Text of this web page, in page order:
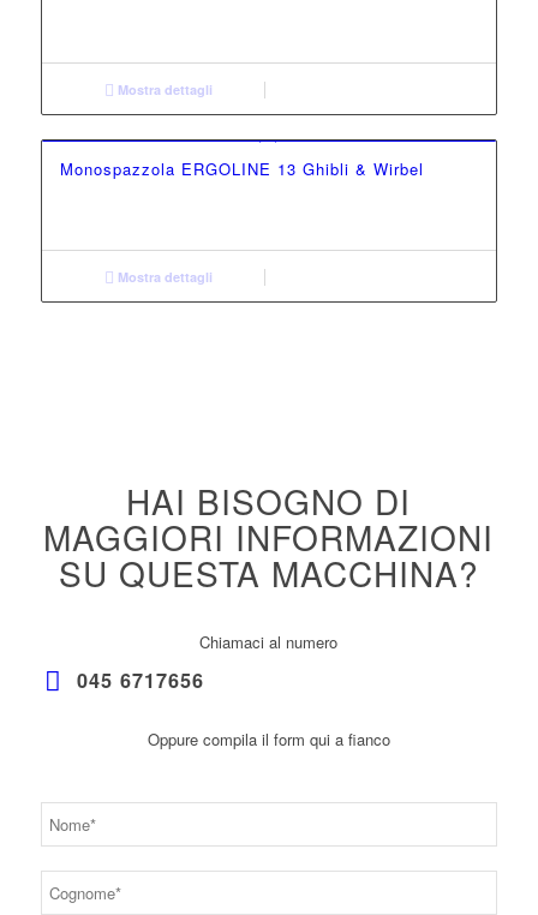
Mostra dettagli
Monospazzola ERGOLINE 13 Ghibli & Wirbel
Mostra dettagli
HAI BISOGNO DI
MAGGIORI INFORMAZIONI
SU QUESTA MACCHINA?
Chiamaci al numero
045 6717656
Oppure compila il form qui a fianco